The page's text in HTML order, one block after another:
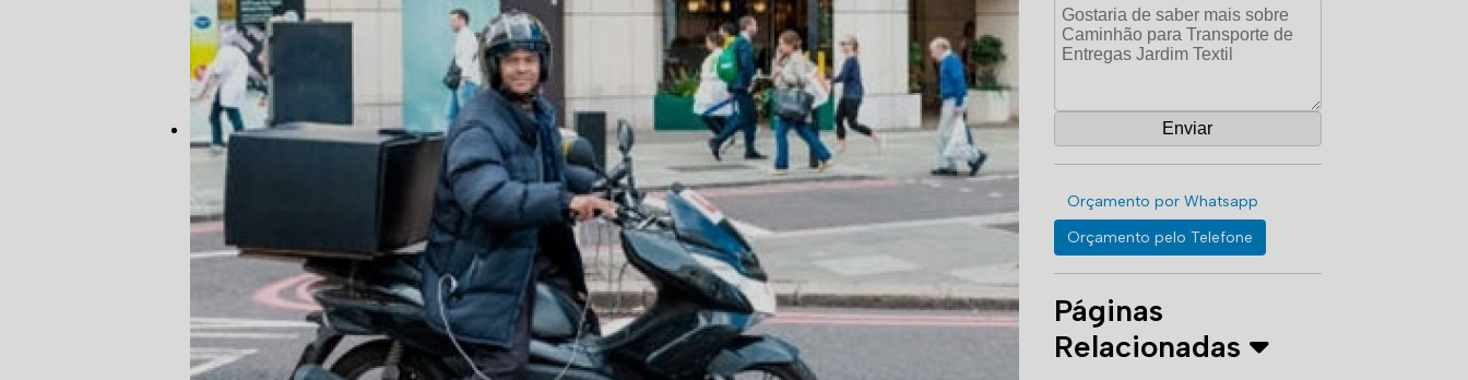
Orçamento por Whatsapp
Orçamento pelo Telefone
Páginas
Relacionadas